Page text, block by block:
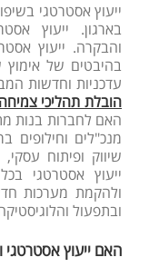
ייעוץ אסטרטגי
בארגון. ייעוץ
והבקרה. ייעוץ
בהיבטים של אימוץ
עדכניות וחדשות
הובלת תהליכי צמיחה
האם לחברות בנות
מנכ"לים
שיווק ופיתוח עסקי,
ייעוץ אסטרטגי
ולהקמת מערכות
ובתפעול
האם ייעוץ